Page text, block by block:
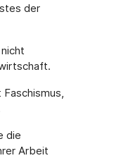
der
die
Arbeit